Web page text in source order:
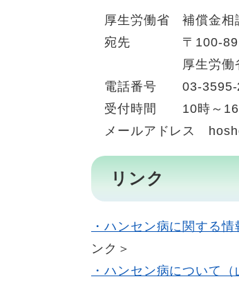
厚生労働省 補償金相
宛先 〒100-8916
厚生労働省健康
電話番号 03-3595-
受付時間 10時～16時
メールアドレス
リンク
・ハンセン病に関する
ンク＞
・ハンセン病について